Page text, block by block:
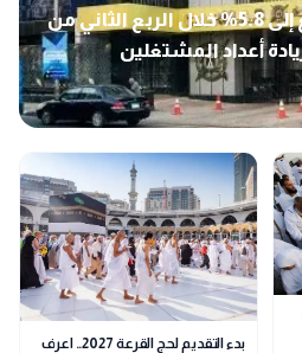
البطالة في مصر تتراجع إلى 5.8% خلال الربع الثاني من
بدء التقديم لحج القرعة 2027.. اعرف